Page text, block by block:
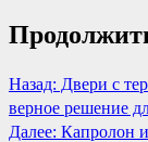
Назад: Двери с
верное решение
Далее: Капролон